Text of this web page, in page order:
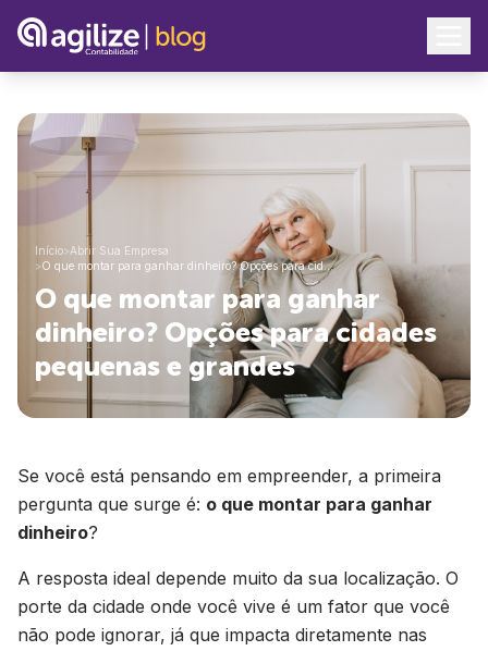
Início>Abrir Sua Empresa
>O que montar para ganhar dinheiro? Opções para cid…
O que montar para ganhar
dinheiro? Opções para cidades
pequenas e grandes
Se você está pensando em empreender, a primeira
pergunta que surge é: o que montar para ganhar
dinheiro?
A resposta ideal depende muito da sua localização. O
porte da cidade onde você vive é um fator que você
não pode ignorar, já que impacta diretamente nas